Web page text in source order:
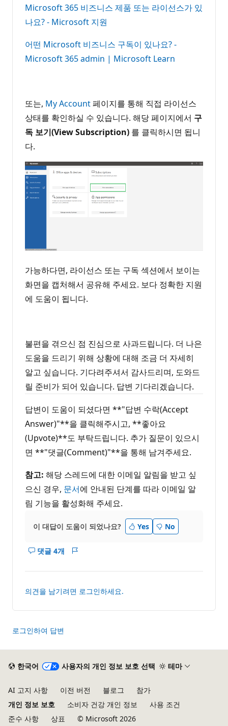
Microsoft 365 비즈니스 제품 또는 라이선스가 있
나요? - Microsoft 지원
어떤 Microsoft 비즈니스 구독이 있나요? -
Microsoft 365 admin | Microsoft Learn
또는, My Account페이지를 통해 직접 라이선스
상태를 확인하실 수 있습니다. 해당 페이지에서 구
독 보기(View Subscription) 를 클릭하시면 됩니
다.
가능하다면, 라이선스 또는 구독 섹션에서 보이는
화면을 캡처해서 공유해 주세요. 보다 정확한 지원
에 도움이 됩니다.
불편을 겪으신 점 진심으로 사과드립니다. 더 나은
도움을 드리기 위해 상황에 대해 조금 더 자세히
알고 싶습니다. 기다려주셔서 감사드리며, 도와드
릴 준비가 되어 있습니다. 답변 기다리겠습니다.
답변이 도움이 되셨다면 **"답변 수락(Accept
Answer)"**을 클릭해주시고, **좋아요
(Upvote)**도 부탁드립니다. 추가 질문이 있으시
면 **"댓글(Comment)"**을 통해 남겨주세요.
참고: 해당 스레드에 대한 이메일 알림을 받고 싶
으신 경우, 문서에 안내된 단계를 따라 이메일 알
림 기능을 활성화해 주세요.
이 대답이 도움이 되었나요? Yes No
댓글 4개
이
에
대
한
명
시
의견을 남기려면 로그인하세요.
로그인하여 답변
한국어 사용자의 개인 정보 보호 선택 테마
AI 고지 사항 이전 버전 블로그
참가
개인 정보 보호
소비자 건강 개인 정보
사용 조건
준수 사항
상표 © Microsoft 2026